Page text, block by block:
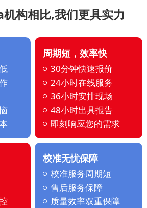
机构相比,我们更具实力
周期短，效率快
30分钟快速报价
24小时在线服务
36小时安排现场
48小时出具报告
即刻响应您的需求
校准无忧保障
校准服务周期短
售后服务保障
质量效率双重保障